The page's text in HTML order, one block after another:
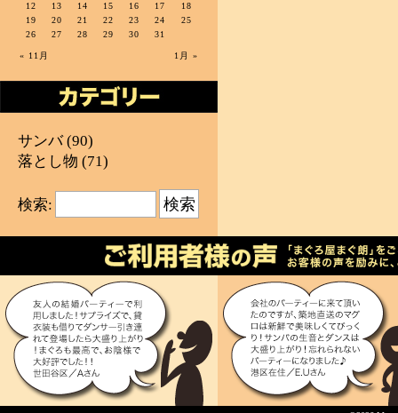
« 11月 1月 »
12
13 14 15 16 17
18
19
20 21 22 23 24
25
26
27 28 29 30 31
サンバ(90)
落とし物 (71)
検索: